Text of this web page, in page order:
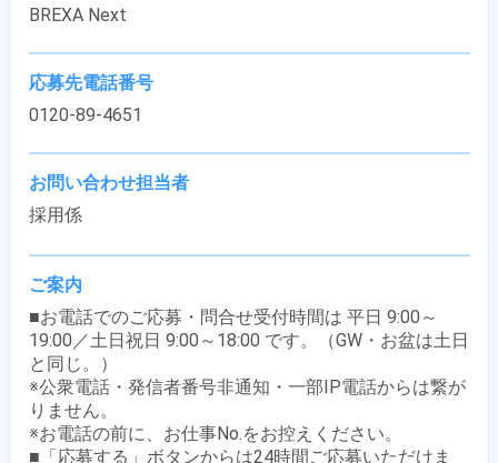
BREXA Next
応募先電話番号
0120-89-4651
お問い合わせ担当者
採用係
ご案内
■お電話でのご応募・問合せ受付時間は 平日 9:00～
19:00／土日祝日 9:00～18:00 です。（GW・お盆は土日
と同じ。）
※公衆電話・発信者番号非通知・一部IP電話からは繋が
りません。
※お電話の前に、お仕事No.をお控えください。
■「応募する」ボタンからは24時間ご応募いただけま